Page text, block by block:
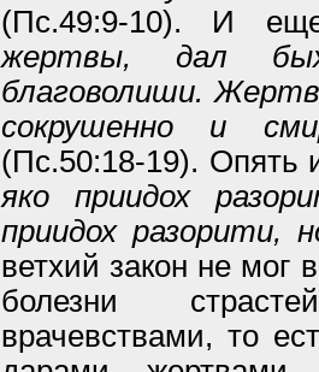
(Пс.49:9-10). И
жертвы, дал
благоволиши.
сокрушенно и
(Пс.50:18-19). Опять
яко приидох
приидох разорити,
ветхий закон не мог
болезни
врачевствами, то